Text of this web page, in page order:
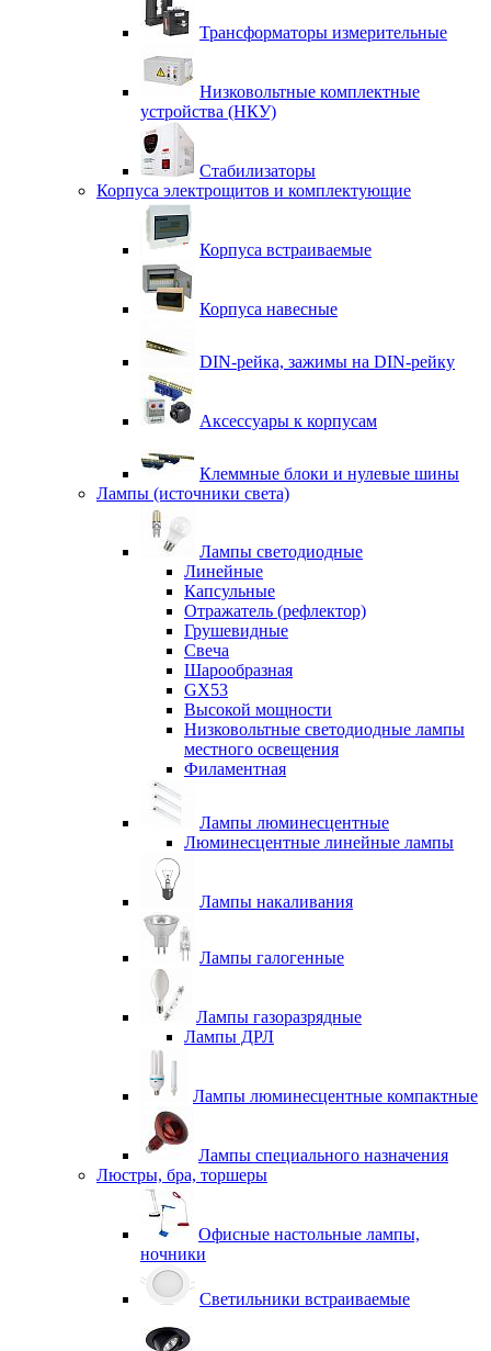
Трансформаторы измерительные
Низковольтные комплектные
устройства (НКУ)
Стабилизаторы
Корпуса электрощитов и комплектующие
Корпуса встраиваемые
Корпуса навесные
DIN-рейка, зажимы на DIN-рейку
Аксессуары к корпусам
Клеммные блоки и нулевые шины
Лампы (источники света)
Лампы светодиодные
Линейные
Капсульные
Отражатель (рефлектор)
Грушевидные
Свеча
Шарообразная
GX53
Высокой мощности
Низковольтные светодиодные лампы
местного освещения
Филаментная
Лампы люминесцентные
Люминесцентные линейные лампы
Лампы накаливания
Лампы галогенные
Лампы газоразрядные
Лампы ДРЛ
Лампы люминесцентные компактные
Лампы специального назначения
Люстры, бра, торшеры
Офисные настольные лампы,
ночники
Светильники встраиваемые